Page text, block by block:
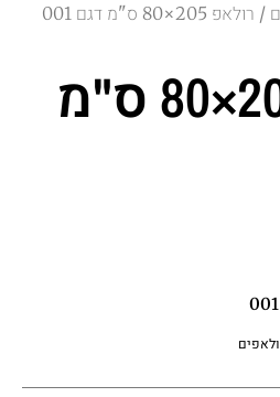
/ רולאפ 205×80 ס"מ דגם 001
רולאפ 205×80 ס"מ